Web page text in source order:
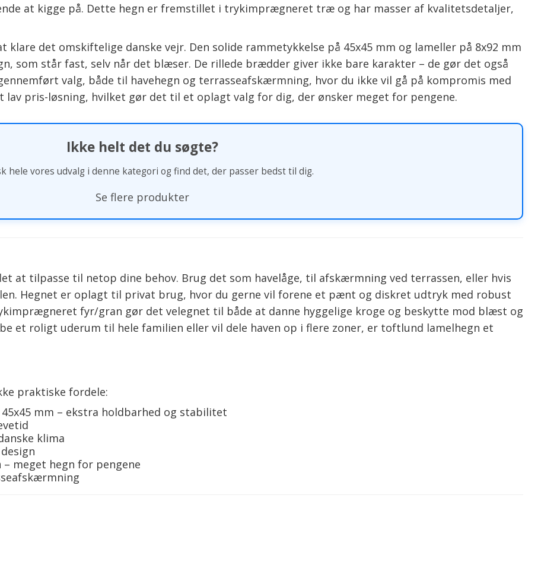
at kigge på. Dette hegn er fremstillet i trykimprægneret træ og har masser af kvalitetsdetaljer,
det omskiftelige danske vejr. Den solide rammetykkelse på 45x45 mm og lameller på 8x92 mm
som står fast, selv når det blæser. De rillede brædder giver ikke bare karakter – de gør det også
valg, både til havehegn og terrasseafskærmning, hvor du ikke vil gå på kompromis med
lav pris-løsning, hvilket gør det til et oplagt valg for dig, der ønsker meget for pengene.
Ikke helt det du søgte?
hele vores udvalg i denne kategori og find det, der passer bedst til dig.
Se flere produkter
at tilpasse til netop dine behov. Brug det som havelåge, til afskærmning ved terrassen, eller hvis
Hegnet er oplagt til privat brug, hvor du gerne vil forene et pænt og diskret udtryk med robust
fyr/gran gør det velegnet til både at danne hyggelige kroge og beskytte mod blæst og
et roligt uderum til hele familien eller vil dele haven op i flere zoner, er toftlund lamelhegn et
praktiske fordele:
mm – ekstra holdbarhed og stabilitet
klima
meget hegn for pengene